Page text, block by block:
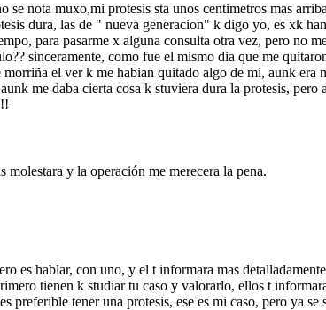
se nota muxo,mi protesis sta unos centimetros mas
dura, las de " nueva generacion" k digo yo, es xk
para pasarme x alguna consulta otra vez, pero no
sinceramente, como fue el mismo dia que me
el ver k me habian quitado algo de mi, aunk
me daba cierta cosa k stuviera dura la protesis,
y la operación me merecera la pena.
es hablar, con uno, y el t informara mas
tienen k studiar tu caso y valorarlo, ellos t
preferible tener una protesis, ese es mi caso, pero ya se